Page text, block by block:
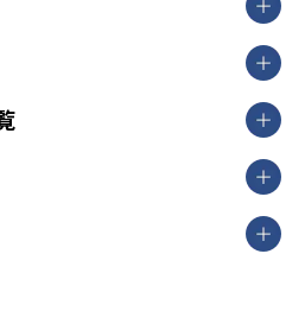
茨城県
長野県
受験を成功させる方法